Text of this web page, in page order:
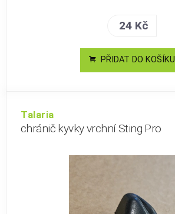
24 Kč
PŘIDAT DO KOŠÍKU
Talaria
chránič kyvky vrchní Sting Pro